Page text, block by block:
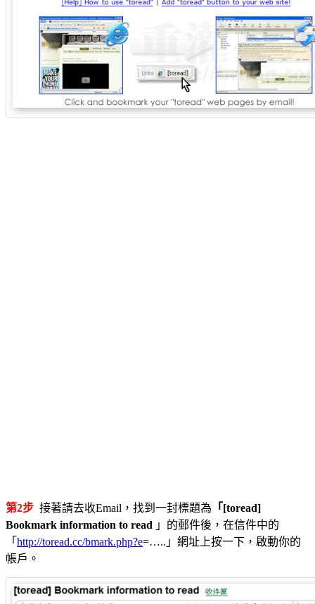
第2步 接著請去收Email，找到一封標題為 「[toread]
Bookmark information to read 」的郵件後，在信件中的
「 http://toread.cc/bmark.php?e=…..」網址上按一下，啟動你的
帳戶。